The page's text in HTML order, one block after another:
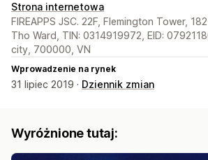
Strona internetowa
FIREAPPS JSC. 22F, Flemington Tower,
Tho Ward, TIN: 0314919972, EID:
city, 700000, VN
Wprowadzenie na rynek
31 lipiec 2019 · Dziennik zmian
Wyróżnione tutaj: